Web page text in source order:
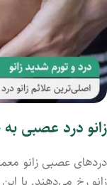
زانو درد عصبی
دردهای عصبی زانو